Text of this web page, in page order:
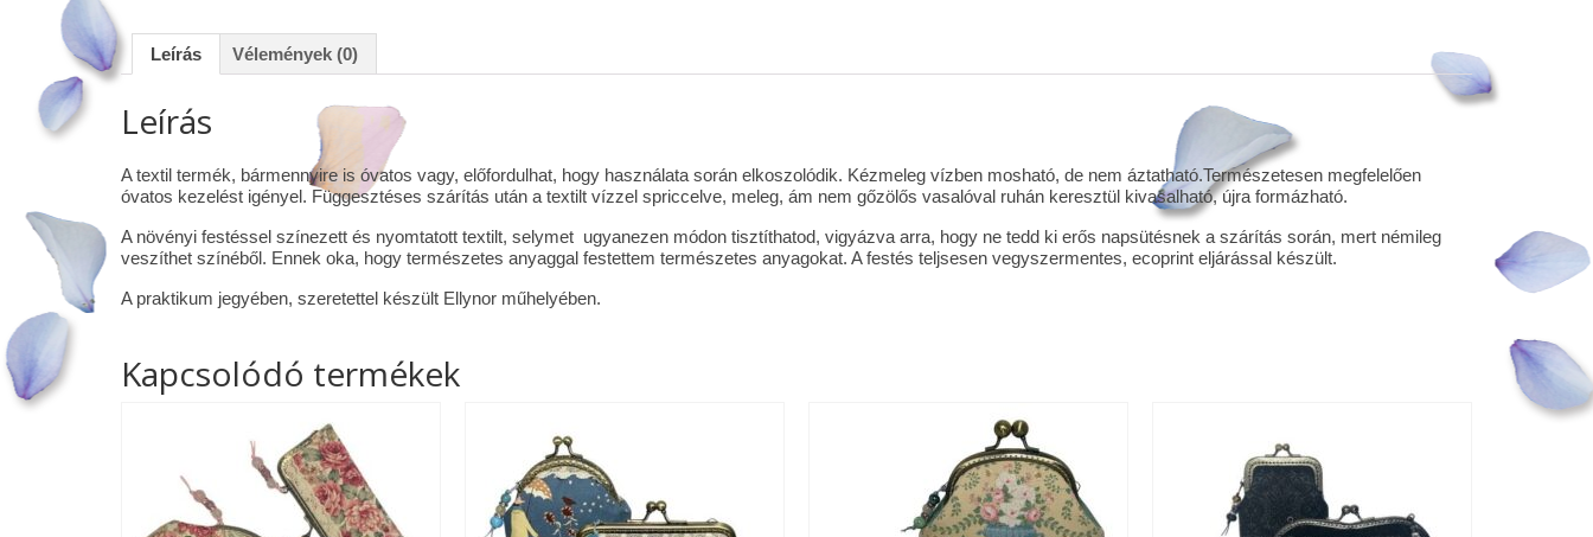
Leírás Vélemények (0)
Leírás
A textil termék, bármennyire is óvatos vagy, előfordulhat, hogy használata során elkoszolódik. Kézmeleg vízben mosható, de nem áztatható.Természetesen megfelelően
óvatos kezelést igényel. Függesztéses szárítás után a textilt vízzel spriccelve, meleg, ám nem gőzölős vasalóval ruhán keresztül kivasalható, újra formázható.
A növényi festéssel színezett és nyomtatott textilt, selymet ugyanezen módon tisztíthatod, vigyázva arra, hogy ne tedd ki erős napsütésnek a szárítás során, mert némileg
veszíthet színéből. Ennek oka, hogy természetes anyaggal festettem természetes anyagokat. A festés teljsesen vegyszermentes, ecoprint eljárással készült.
A praktikum jegyében, szeretettel készült Ellynor műhelyében.
Kapcsolódó termékek